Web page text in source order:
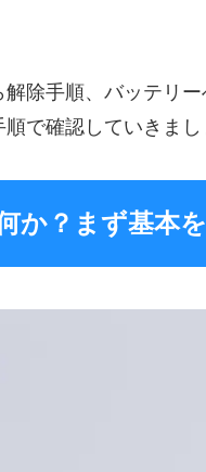
除手順、バッテリ
で確認していきまし
か？まず基本